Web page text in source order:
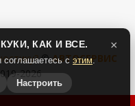
©АВТОСЕРВИС
2026
КАК И ВСЕ.
с этим.
Настроить
×